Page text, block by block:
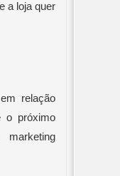
a loja quer
relação
o próximo